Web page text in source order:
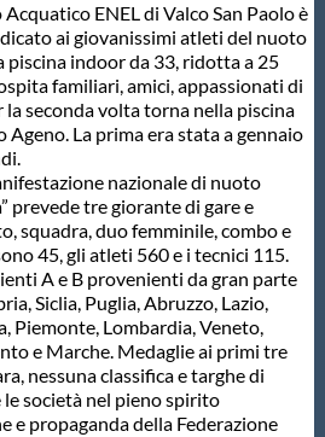
ENEL di Valco San Paolo è
ai giovanissimi atleti del nuoto
indoor da 33, ridotta a 25
familiari, amici, appassionati di
seconda volta torna nella piscina
Ageno. La prima era stata a gennaio
nazionale di nuoto
prevede tre giorante di gare e
squadra, duo femminile, combo e
45, gli atleti 560 e i tecnici 115.
A e B provenienti da gran parte
Siclia, Puglia, Abruzzo, Lazio,
Piemonte, Lombardia, Veneto,
e Marche. Medaglie ai primi tre
nessuna classifica e targhe di
società nel pieno spirito
e propaganda della Federazione